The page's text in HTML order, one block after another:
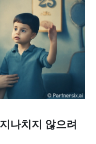
나치지 않으려